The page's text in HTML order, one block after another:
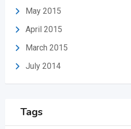
May 2015
April 2015
March 2015
July 2014
Tags